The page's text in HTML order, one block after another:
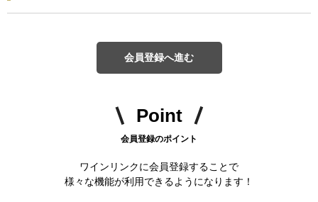
会員登録へ進む
Point
会員登録のポイント
ワインリンクに会員登録することで
様々な機能が利用できるようになります！